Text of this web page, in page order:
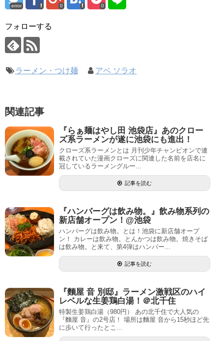
error 0 0
フォローする
ラーメン・つけ麺 アベ ソラオ
関連記事
『らぁ麺はやし田 池袋店』あのクロー
ズ系ラーメンが遂に池袋にも進出！
クローズ系ラーメンとは 月刊少年チャンピオンで連
載されていた漫画クローズに関連した名前を店名に
冠しているラーメングルー...
記事を読む
『ハンバーグは飲み物。』飲み物系列の
新店舗オープン！@池袋
ハンバーグは飲み物。とは！池袋に新店舗オープ
ン！ カレーは飲み物。とんかつは飲み物。焼きそば
は飲み物。と来て、第4弾はハンバー...
記事を読む
『麵屋 音 別邸』ラーメン激戦区のハイ
レベルな生姜鶏白湯！＠北千住
特製生姜鶏白湯（980円） あの北千住で大人気の
『麵屋 音』の2号店！ 場所は麵屋 音から15秒ほど先
に歩いて行ったとこ...